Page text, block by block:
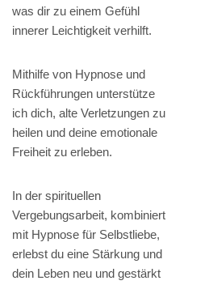
was dir zu einem Gefühl
innerer Leichtigkeit verhilft.
Mithilfe von Hypnose und
Rückführungen unterstütze
ich dich, alte Verletzungen zu
heilen und deine emotionale
Freiheit zu erleben.
In der spirituellen
Vergebungsarbeit, kombiniert
mit Hypnose für Selbstliebe,
erlebst du eine Stärkung und
dein Leben neu und gestärkt